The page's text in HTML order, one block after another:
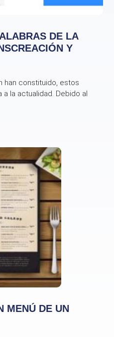
DE LA
Y
han constituido, estos
a la actualidad. Debido al
MENÚ DE UN